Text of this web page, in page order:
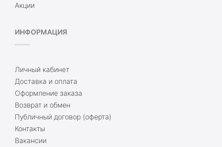
Акции
ИНФОРМАЦИЯ
Личный кабинет
Доставка и оплата
Оформление заказа
Возврат и обмен
Публичный договор (оферта)
Контакты
Вакансии